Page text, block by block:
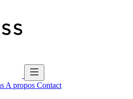
A propos Contact